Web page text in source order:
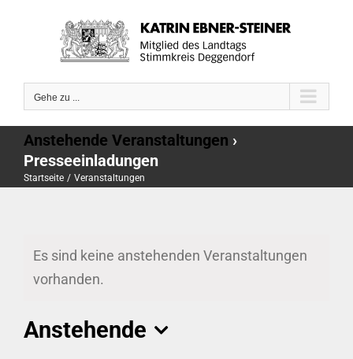
Gehe zu ...
Anstehende Veranstaltungen ›
Presseeinladungen
Startseite Veranstaltungen
Es sind keine anstehenden Veranstaltungen
vorhanden.
Anstehende